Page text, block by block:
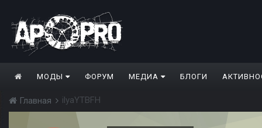
МОДЫ ФОРУМ МЕДИА БЛОГИ
Главная ilyaYTBFH